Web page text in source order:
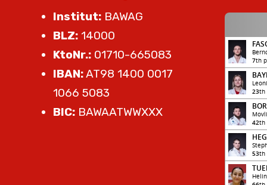
Institut: BAWAG
BLZ: 14000
KtoNr.: 01710-665083
IBAN:AT98 1400 0017
1066 5083
BIC: BAWAATWWXXX